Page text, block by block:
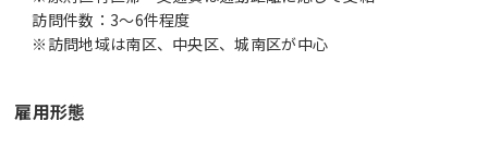
訪問件数：3～6件程度
※訪問地域は南区、中央区、城南区が中心
雇用形態